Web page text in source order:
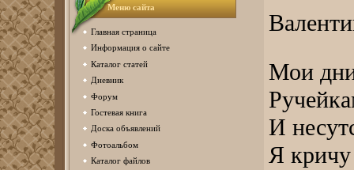
Меню сайта
Главная страница
Информация о сайте
Каталог статей
Дневник
Форум
Гостевая книга
Доска объявлений
Фотоальбом
Каталог файлов
Мои
И
Я